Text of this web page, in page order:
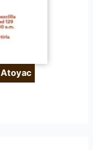
Atoyac